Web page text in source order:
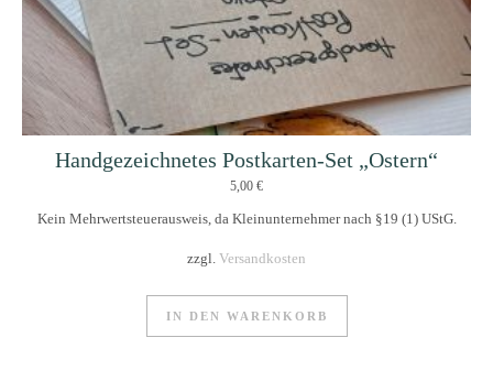
Handgezeichnetes Postkarten-Set „Ostern“
5,00 €
Kein Mehrwertsteuerausweis, da Kleinunternehmer nach §19 (1) UStG.
zzgl. Versandkosten
IN DEN WARENKORB